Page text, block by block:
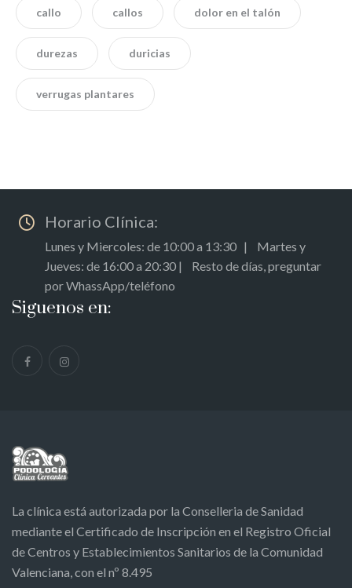
callo callos dolor en el talón
durezas duricias
verrugas plantares
Horario Clínica:
Lunes y Miercoles: de 10:00 a 13:30 | Martes y
Jueves: de 16:00 a 20:30 | Resto de días, preguntar
por WhassApp/teléfono
Siguenos en:
La clínica está autorizada por la Conselleria de Sanidad
mediante el Certificado de Inscripción en el Registro Oficial
de Centros y Establecimientos Sanitarios de la Comunidad
Valenciana, con el nº 8.495